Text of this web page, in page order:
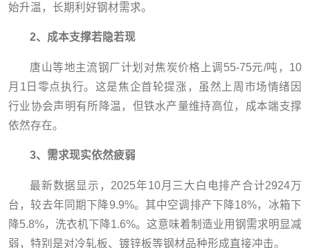
始升温，长期利好钢材需求。
2、成本支撑若隐若现
唐山等地主流钢厂计划对焦炭价格上调55-75元/吨，10
月1日零点执行。这是焦企首轮提涨，虽然上周市场情绪因
行业协会声明有所降温，但铁水产量维持高位，成本端支撑
依然存在。
3、需求现实依然疲弱
最新数据显示，2025年10月三大白电排产合计2924万
台，较去年同期下降9.9%。其中空调排产下降18%，冰箱下
降5.8%，洗衣机下降1.6%。这意味着制造业用钢需求明显减
弱，特别是对冷轧板、镀锌板等钢材品种形成直接冲击。